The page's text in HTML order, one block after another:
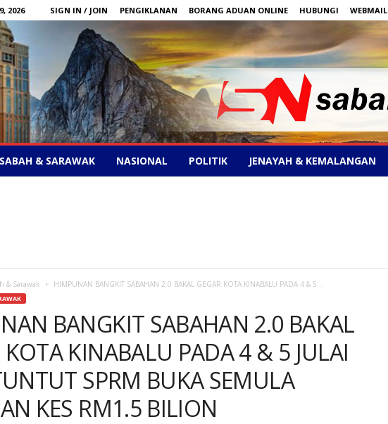
2026 SIGN IN / JOIN PENGIKLANAN BORANG ADUAN ONLINE HUBUNGI WEBMAIL
SABAH & SARAWAK NASIONAL POLITIK JENAYAH & KEMALANGAN
& Sarawak HIMPUNAN BANGKIT SABAHAN 2.0 BAKAL GEGAR KOTA KINABALU PADA 4 & 5...
BANGKIT SABAHAN 2.0 BAKAL
KOTA KINABALU PADA 4 & 5 JULAI
SPRM BUKA SEMULA
KES RM1.5 BILION